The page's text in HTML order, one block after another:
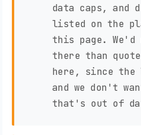
data caps, and
listed on the
this page.
there than
here, since the
and we don't
that's out of